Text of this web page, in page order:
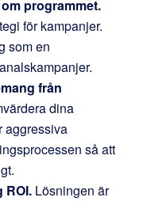
programmet.
för kampanjer.
som en
från
dina
aggressiva
så att
ROI. Lösningen är